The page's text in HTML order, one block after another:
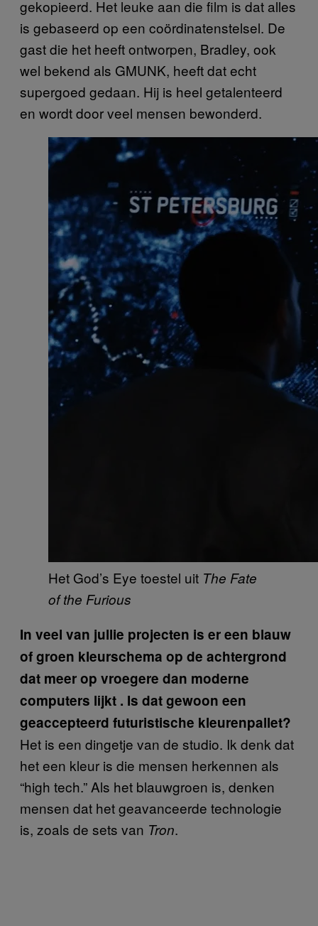
gekopieerd. Het leuke aan die film is dat alles
is gebaseerd op een coördinatenstelsel. De
gast die het heeft ontworpen, Bradley, ook
wel bekend als GMUNK, heeft dat echt
supergoed gedaan. Hij is heel getalenteerd
en wordt door veel mensen bewonderd.
Het God’s Eye toestel uit The Fate
of the Furious
In veel van jullie projecten is er een blauw
of groen kleurschema op de achtergrond
dat meer op vroegere dan moderne
computers lijkt . Is dat gewoon een
geaccepteerd futuristische kleurenpallet?
Het is een dingetje van de studio. Ik denk dat
het een kleur is die mensen herkennen als
“high tech.” Als het blauwgroen is, denken
mensen dat het geavanceerde technologie
is, zoals de sets van Tron.